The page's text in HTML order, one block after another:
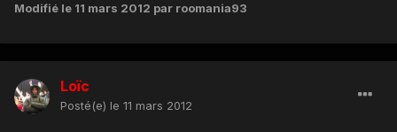
Modifié le 11 mars 2012 par roomania93
Loïc
Posté(e) le 11 mars 2012